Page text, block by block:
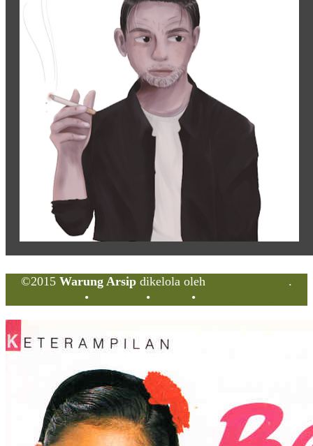
©2015 Warung Arsip dikelola oleh
.
• • •